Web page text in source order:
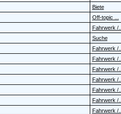
Biete
Off-topic ...
Fahrwerk /...
Suche
Fahrwerk /...
Fahrwerk /...
Fahrwerk /...
Fahrwerk /...
Fahrwerk /...
Fahrwerk /...
Fahrwerk /...